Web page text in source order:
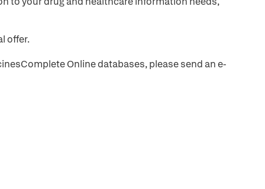
offer.
Online databases, please send an e-